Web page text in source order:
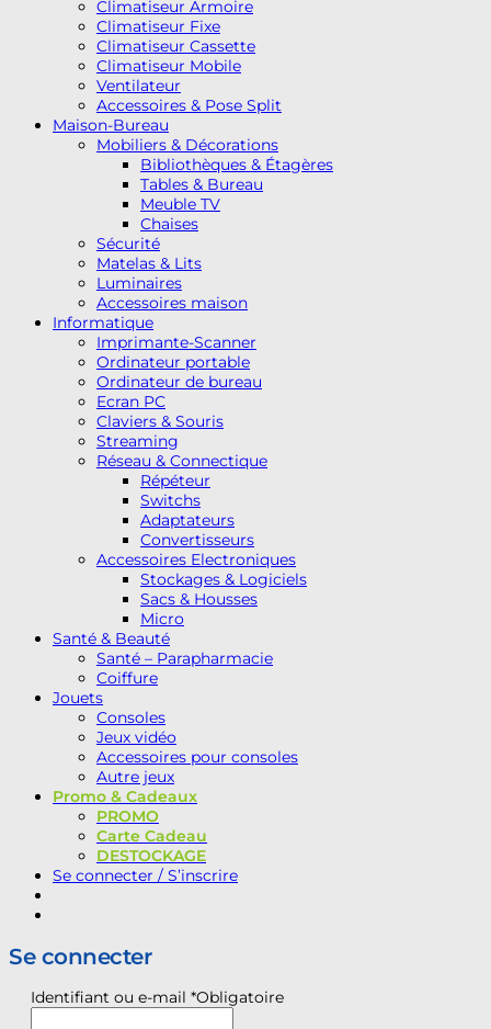
Climatiseur Armoire
Climatiseur Fixe
Climatiseur Cassette
Climatiseur Mobile
Ventilateur
Accessoires & Pose Split
Maison-Bureau
Mobiliers & Décorations
Bibliothèques & Étagères
Tables & Bureau
Meuble TV
Chaises
Sécurité
Matelas & Lits
Luminaires
Accessoires maison
Informatique
Imprimante-Scanner
Ordinateur portable
Ordinateur de bureau
Ecran PC
Claviers & Souris
Streaming
Réseau & Connectique
Répéteur
Switchs
Adaptateurs
Convertisseurs
Accessoires Electroniques
Stockages & Logiciels
Sacs & Housses
Micro
Santé & Beauté
Santé – Parapharmacie
Coiffure
Jouets
Consoles
Jeux vidéo
Accessoires pour consoles
Autre jeux
Promo & Cadeaux
PROMO
Carte Cadeau
DESTOCKAGE
Se connecter / S’inscrire
Se connecter
Identifiant ou e-mail *Obligatoire